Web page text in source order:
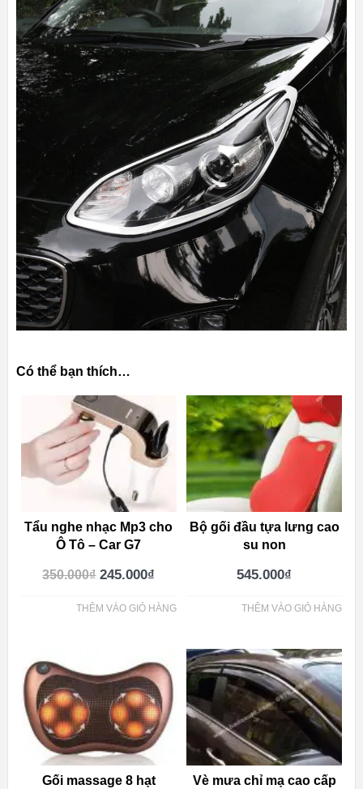
Có thể bạn thích…
Tẩu nghe nhạc Mp3 cho
Ô Tô – Car G7
350.000₫ 245.000₫
THÊM VÀO GIỎ HÀNG
Bộ gối đầu tựa lưng cao
su non
545.000₫
THÊM VÀO GIỎ HÀNG
Gối massage 8 hạt
Vè mưa chỉ mạ cao cấp